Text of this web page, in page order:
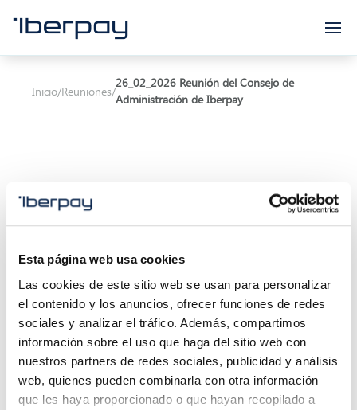
Esta página web usa cookies
Las cookies de este sitio web se usan para personalizar
el contenido y los anuncios, ofrecer funciones de redes
sociales y analizar el tráfico. Además, compartimos
información sobre el uso que haga del sitio web con
nuestros partners de redes sociales, publicidad y análisis
web, quienes pueden combinarla con otra información
que les haya proporcionado o que hayan recopilado a
Iberpay
Inicio/Reuniones/
26_02_2026 Reunión del Consejo de
Administración de Iberpay
Administración de Iberpay
Inicio de la reunión:26/02/2026 11:00
Final de la reunión:20/01/2026 13:30
Localización:Calle Marqués de Villamagna 6, 3ª
planta 28001 Madrid (Oficina Iberpay) - Consejo
de Administración